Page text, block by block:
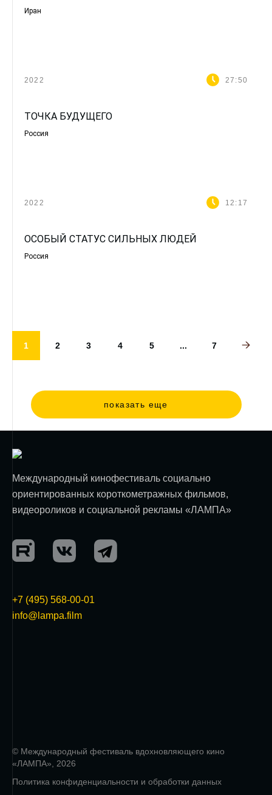
Иран
2022 27:50
ТОЧКА БУДУЩЕГО
Россия
2022 12:17
ОСОБЫЙ СТАТУС СИЛЬНЫХ ЛЮДЕЙ
Россия
1 2 3 4 5 ... 7
показать еще
Международный кинофестиваль социально
ориентированных короткометражных фильмов,
видеороликов и социальной рекламы «ЛАМПА»
+7 (495) 568-00-01
info@lampa.film
© Международный фестиваль вдохновляющего кино
«ЛАМПА», 2026
Политика конфиденциальности и обработки данных